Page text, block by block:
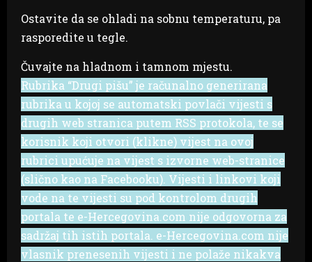
Ostavite da se ohladi na sobnu temperaturu, pa
rasporedite u tegle.
Čuvajte na hladnom i tamnom mjestu.
Rubrika “Drugi pišu” je računalno generirana
rubrika u kojoj se automatski povlači vijesti s
drugih web stranica putem RSS protokola, te se
korisnik koji otvori (klikne) vijest na ovoj
rubrici upućuje na vijest s izvorne web-stranice
(slično kao na Facebooku). Vijesti i linkovi koji
vode na te vijesti su pod kontrolom drugih
portala te e-Hercegovina.com nije odgovorna za
sadržaj tih istih portala. e-Hercegovina.com nije
vlasnik prenesenih vijesti i ne polaže nikakva